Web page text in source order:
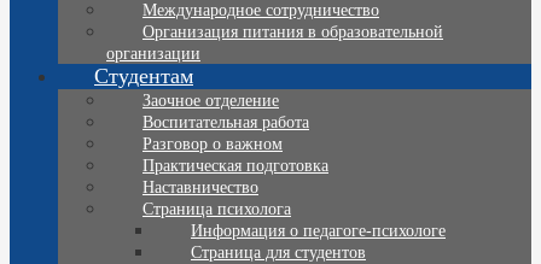
Международное сотрудничество
Организация питания в образовательной
организации
Студентам
Заочное отделение
Воспитательная работа
Разговор о важном
Практическая подготовка
Наставничество
Страница психолога
Информация о педагоге-психологе
Страница для студентов